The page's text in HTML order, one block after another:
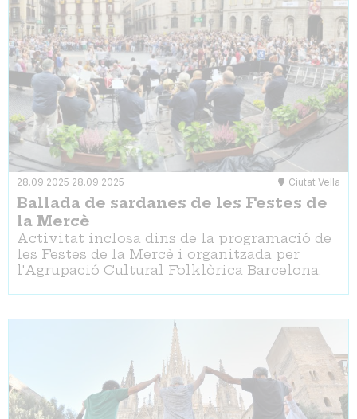
28.09.2025 28.09.2025 Ciutat Vella
Ballada de sardanes de les Festes de
la Mercè
Activitat inclosa dins de la programació de
les Festes de la Mercè i organitzada per
l'Agrupació Cultural Folklòrica Barcelona.